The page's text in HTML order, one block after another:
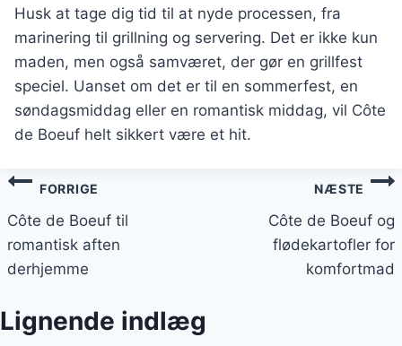
Husk at tage dig tid til at nyde processen, fra
marinering til grillning og servering. Det er ikke kun
maden, men også samværet, der gør en grillfest
speciel. Uanset om det er til en sommerfest, en
søndagsmiddag eller en romantisk middag, vil Côte
de Boeuf helt sikkert være et hit.
Indlægsnavigation
FORRIGE
Côte de Boeuf til
romantisk aften
derhjemme
NÆSTE
Côte de Boeuf og
flødekartofler for
komfortmad
Lignende indlæg